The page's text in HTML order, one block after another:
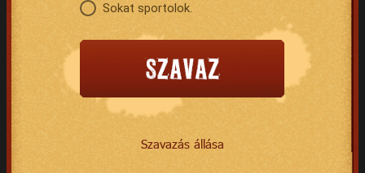
Sokat sportolok.
Szavazás állása